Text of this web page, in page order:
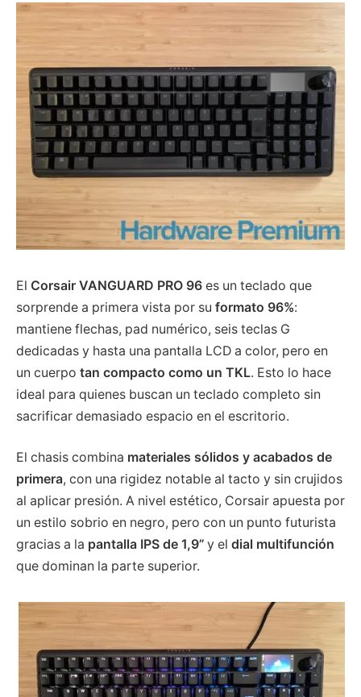
El Corsair VANGUARD PRO 96 es un teclado que
sorprende a primera vista por su formato 96%:
mantiene flechas, pad numérico, seis teclas G
dedicadas y hasta una pantalla LCD a color, pero en
un cuerpo tan compacto como un TKL. Esto lo hace
ideal para quienes buscan un teclado completo sin
sacrificar demasiado espacio en el escritorio.
El chasis combina materiales sólidos y acabados de
primera, con una rigidez notable al tacto y sin crujidos
al aplicar presión. A nivel estético, Corsair apuesta por
un estilo sobrio en negro, pero con un punto futurista
gracias a la pantalla IPS de 1,9” y el dial multifunción
que dominan la parte superior.